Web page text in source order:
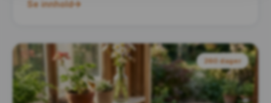
Se innhold
260 dager